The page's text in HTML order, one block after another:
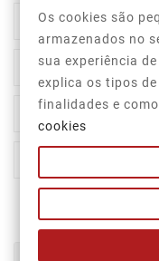
Informação Da
Top Categorias
A Nossa Empresa
Os cookies são
armazenados no
sua experiência
explica os tipos
finalidades e
cookies